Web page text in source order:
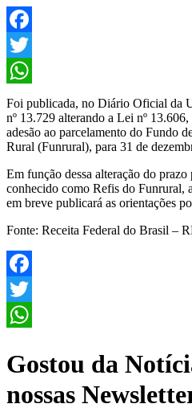
Facebook
Twitter
WhatsApp
Foi publicada, no Diário Oficial da
nº 13.729 alterando a Lei nº
adesão ao parcelamento do Fundo
Rural (Funrural), para 31 de
Em função dessa alteração do
conhecido como Refis do Funrural,
em breve publicará as orientações
Fonte: Receita Federal do Brasil –
Facebook
Twitter
Gostou da
nossas